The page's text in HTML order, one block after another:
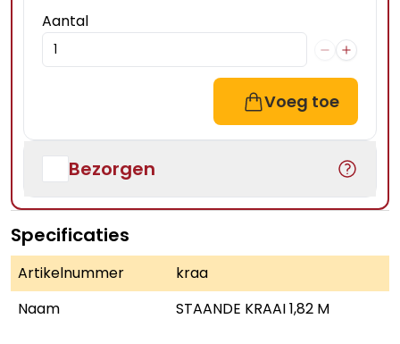
Aantal
Voeg toe
Bezorgen
Specificaties
Artikelnummer
kraa
Naam
STAANDE KRAAI 1,82 M